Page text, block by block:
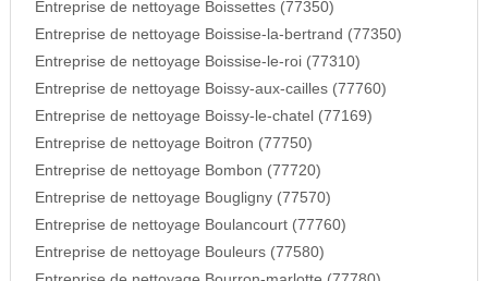
Entreprise de nettoyage Boissettes (77350)
Entreprise de nettoyage Boissise-la-bertrand (77350)
Entreprise de nettoyage Boissise-le-roi (77310)
Entreprise de nettoyage Boissy-aux-cailles (77760)
Entreprise de nettoyage Boissy-le-chatel (77169)
Entreprise de nettoyage Boitron (77750)
Entreprise de nettoyage Bombon (77720)
Entreprise de nettoyage Bougligny (77570)
Entreprise de nettoyage Boulancourt (77760)
Entreprise de nettoyage Bouleurs (77580)